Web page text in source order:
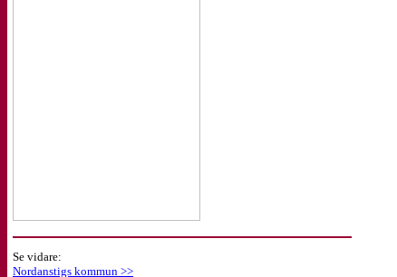
Se vidare:
Nordanstigs kommun >>